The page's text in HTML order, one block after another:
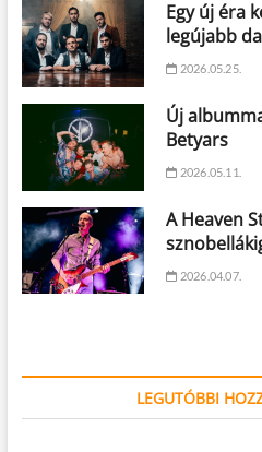
Egy új éra
legújabb
2026.05.25.
Új
Betyars
2026.05.11.
A Heaven
2026.04.07.
LEGUTÓBBI